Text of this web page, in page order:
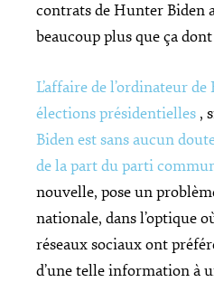
contrats de Hunter Biden
beaucoup plus que ça
L’affaire de l’ordinateur
élections présidentielles ,
Biden est sans aucun
de la part du parti
nouvelle, pose un
nationale, dans l’optique
réseaux sociaux ont
d’une telle information à